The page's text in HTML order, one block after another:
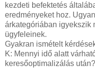
kezdeti befektetés
eredményeket hoz.
árkategóriában igyekszik
ügyfeleinek.
Gyakran ismételt
K: Mennyi idő alatt
keresőoptimalizálás után?